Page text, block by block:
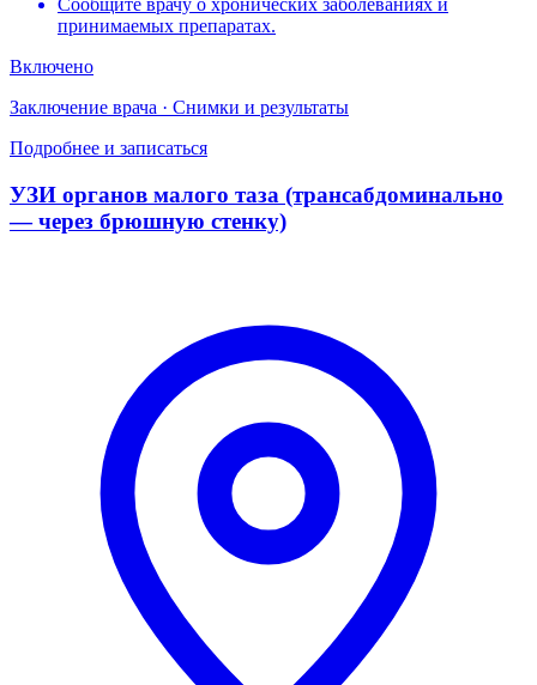
Сообщите врачу о хронических заболеваниях и
принимаемых препаратах.
Включено
Заключение врача · Снимки и результаты
Подробнее и записаться
УЗИ органов малого таза (трансабдоминально
— через брюшную стенку)